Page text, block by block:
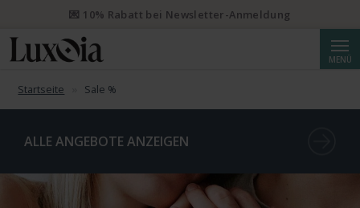
MENÜ
Startseite Sale %
ALLE ANGEBOTE ANZEIGEN
💌 10% Rabatt bei Newsletter-Anmeldung